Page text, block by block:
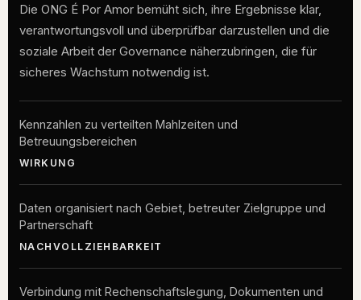
Die ONG É Por Amor bemüht sich, ihre Ergebnisse klar,
verantwortungsvoll und überprüfbar darzustellen und die
soziale Arbeit der Governance näherzubringen, die für
sicheres Wachstum notwendig ist.
Kennzahlen zu verteilten Mahlzeiten und
Betreuungsbereichen
WIRKUNG
Daten organisiert nach Gebiet, betreuter Zielgruppe und
Partnerschaft
NACHVOLLZIEHBARKEIT
Verbindung mit Rechenschaftslegung, Dokumenten und